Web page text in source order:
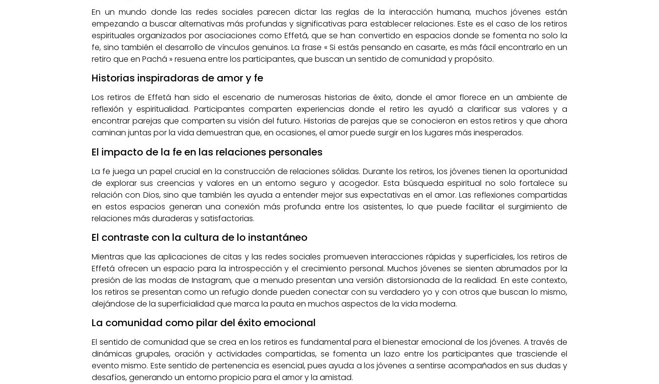
En un mundo donde las redes sociales parecen dictar las reglas de la interacción humana, muchos jóvenes están
empezando a buscar alternativas más profundas y significativas para establecer relaciones. Este es el caso de los retiros
espirituales organizados por asociaciones como Effetá, que se han convertido en espacios donde se fomenta no solo la
fe, sino también el desarrollo de vínculos genuinos. La frase « Si estás pensando en casarte, es más fácil encontrarlo en un
retiro que en Pachá » resuena entre los participantes, que buscan un sentido de comunidad y propósito.
Historias inspiradoras de amor y fe
Los retiros de Effetá han sido el escenario de numerosas historias de éxito, donde el amor florece en un ambiente de
reflexión y espiritualidad. Participantes comparten experiencias donde el retiro les ayudó a clarificar sus valores y a
encontrar parejas que comparten su visión del futuro. Historias de parejas que se conocieron en estos retiros y que ahora
caminan juntas por la vida demuestran que, en ocasiones, el amor puede surgir en los lugares más inesperados.
El impacto de la fe en las relaciones personales
La fe juega un papel crucial en la construcción de relaciones sólidas. Durante los retiros, los jóvenes tienen la oportunidad
de explorar sus creencias y valores en un entorno seguro y acogedor. Esta búsqueda espiritual no solo fortalece su
relación con Dios, sino que también les ayuda a entender mejor sus expectativas en el amor. Las reflexiones compartidas
en estos espacios generan una conexión más profunda entre los asistentes, lo que puede facilitar el surgimiento de
relaciones más duraderas y satisfactorias.
El contraste con la cultura de lo instantáneo
Mientras que las aplicaciones de citas y las redes sociales promueven interacciones rápidas y superficiales, los retiros de
Effetá ofrecen un espacio para la introspección y el crecimiento personal. Muchos jóvenes se sienten abrumados por la
presión de las modas de Instagram, que a menudo presentan una versión distorsionada de la realidad. En este contexto,
los retiros se presentan como un refugio donde pueden conectar con su verdadero yo y con otros que buscan lo mismo,
alejándose de la superficialidad que marca la pauta en muchos aspectos de la vida moderna.
La comunidad como pilar del éxito emocional
El sentido de comunidad que se crea en los retiros es fundamental para el bienestar emocional de los jóvenes. A través de
dinámicas grupales, oración y actividades compartidas, se fomenta un lazo entre los participantes que trasciende el
evento mismo. Este sentido de pertenencia es esencial, pues ayuda a los jóvenes a sentirse acompañados en sus dudas y
desafíos, generando un entorno propicio para el amor y la amistad.